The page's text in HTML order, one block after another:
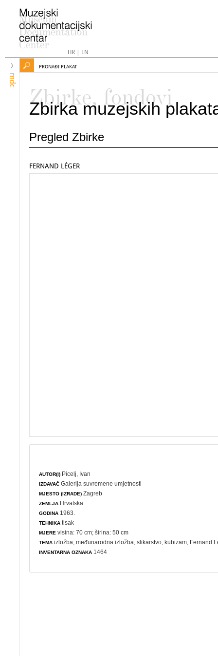
HR| EN
mdc
PRONAĐI PLAKAT
Zbirke, fondovi
Zbirka muzejskih
Pregled Zbirke
FERNAND LÉGER
AUTOR(I) Picelj, Ivan
IZDAVAČ Galerija suvremene umjetnosti
MJESTO (IZRADE) Zagreb
ZEMLJA Hrvatska
GODINA 1963.
TEHNIKA tisak
MJERE visina: 70 cm; širina: 50 cm
TEMA izložba ,međunarodna izložba ,slikarstvo ,kubizam , Fernand
INVENTARNA OZNAKA 1464